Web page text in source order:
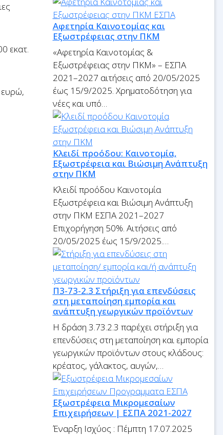
εκατ.
ευρώ,
Αφετηρία Καινοτομίας και
Εξωστρέφειας στην ΠΚΜ
«Αφετηρία Καινοτομίας &
Εξωστρέφειας στην ΠΚΜ» – ΕΣΠΑ
2021–2027 αιτήσεις από 20/05/2025
έως 15/9/2025. Χρηματοδότηση για
νέες και υπό…
Κλειδί προόδου: Καινοτομία,
Εξωστρέφεια και Βιώσιμη Ανάπτυξη
στην ΠΚΜ
Κλειδί προόδου Καινοτομία
Εξωστρέφεια και Βιώσιμη Ανάπτυξη
στην ΠΚΜ ΕΣΠΑ 2021–2027
Επιχορήγηση 50%. Αιτήσεις από
20/05/2025 έως 15/9/2025.…
Π3-73-2.3 Στήριξη για επενδύσεις
στη μεταποίηση εμπορία και
ανάπτυξη γεωργικών προϊόντων
Η δράση 3.73.2.3 παρέχει στήριξη για
επενδύσεις στη μεταποίηση και εμπορία
γεωργικών προϊόντων στους κλάδους:
κρέατος, γάλακτος, αυγών,…
Εξωστρέφεια Μικρομεσαίων
Επιχειρήσεων | ΕΣΠΑ 2021-2027
Έναρξη Ισχύος : Πέμπτη 17.07.2025